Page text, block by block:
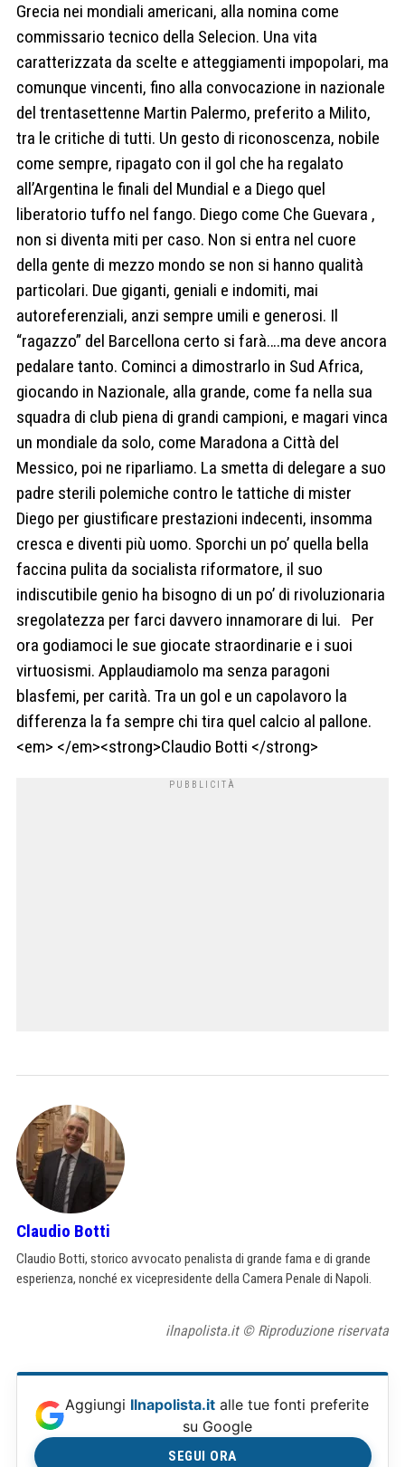
Grecia nei mondiali americani, alla nomina come
commissario tecnico della Selecion. Una vita
caratterizzata da scelte e atteggiamenti impopolari, ma
comunque vincenti, fino alla convocazione in nazionale
del trentasettenne Martin Palermo, preferito a Milito,
tra le critiche di tutti. Un gesto di riconoscenza, nobile
come sempre, ripagato con il gol che ha regalato
all’Argentina le finali del Mundial e a Diego quel
liberatorio tuffo nel fango. Diego come Che Guevara ,
non si diventa miti per caso. Non si entra nel cuore
della gente di mezzo mondo se non si hanno qualità
particolari. Due giganti, geniali e indomiti, mai
autoreferenziali, anzi sempre umili e generosi. Il
“ragazzo” del Barcellona certo si farà….ma deve ancora
pedalare tanto. Cominci a dimostrarlo in Sud Africa,
giocando in Nazionale, alla grande, come fa nella sua
squadra di club piena di grandi campioni, e magari vinca
un mondiale da solo, come Maradona a Città del
Messico, poi ne riparliamo. La smetta di delegare a suo
padre sterili polemiche contro le tattiche di mister
Diego per giustificare prestazioni indecenti, insomma
cresca e diventi più uomo. Sporchi un po’ quella bella
faccina pulita da socialista riformatore, il suo
indiscutibile genio ha bisogno di un po’ di rivoluzionaria
sregolatezza per farci davvero innamorare di lui. Per
ora godiamoci le sue giocate straordinarie e i suoi
virtuosismi. Applaudiamolo ma senza paragoni
blasfemi, per carità. Tra un gol e un capolavoro la
differenza la fa sempre chi tira quel calcio al pallone.
<em> </em><strong>Claudio Botti </strong>
Claudio Botti
Claudio Botti, storico avvocato penalista di grande fama e di grande
esperienza, nonché ex vicepresidente della Camera Penale di Napoli.
ilnapolista.it © Riproduzione riservata
Aggiungi Ilnapolista.it alle tue fonti preferite
su Google
SEGUI ORA